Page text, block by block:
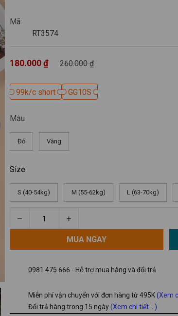
Mã:
260.000 ₫
180.000 ₫
Mẫu
Size
MUA NGAY
0981 475 666 - Hỗ trợ mua hàng và đổi trả
Miễn phí vận chuyển với đơn hàng từ 495K(Xem
Đổi trả hàng trong 15 ngày(Xem chi tiết ...)
Đỏ Vàng
S (40-54kg) M (55-62kg) L (63-70kg)
RT3574
MUA NGAY
99k/c short
99k/c short GG10S
GG10S